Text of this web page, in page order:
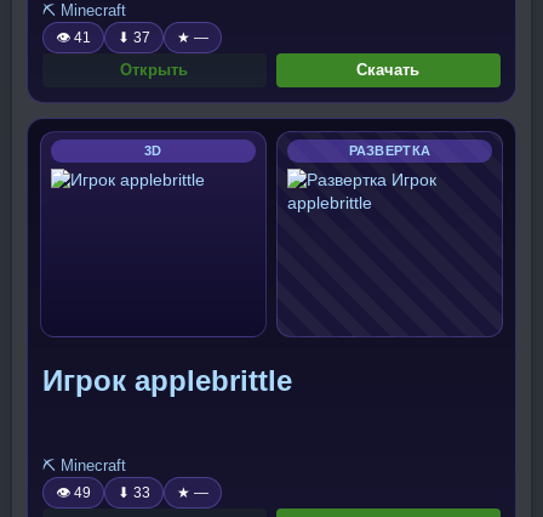
⛏️ Minecraft
👁 41 ⬇ 37 ★ —
Открыть Скачать
3D РАЗВЕРТКА
Игрок applebrittle
⛏️ Minecraft
👁 49 ⬇ 33 ★ —